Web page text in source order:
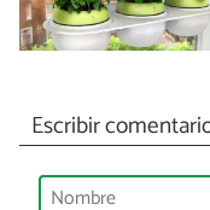
Escribir